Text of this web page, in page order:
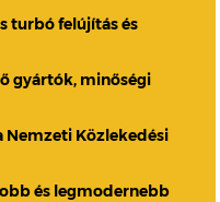
turbó felújítás és
gyártók, minőségi
Nemzeti Közlekedési
és legmodernebb